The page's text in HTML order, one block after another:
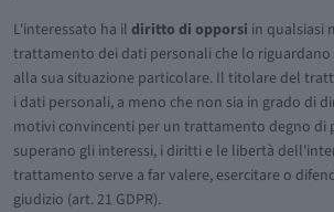
L'interessato ha il diritto di opporsi in qualsiasi
trattamento dei dati personali che lo
alla sua situazione particolare. Il titolare del
i dati personali, a meno che non sia in grado di
motivi convincenti per un trattamento degno di
superano gli interessi, i diritti e le libertà
trattamento serve a far valere, esercitare o
giudizio (art. 21 GDPR).